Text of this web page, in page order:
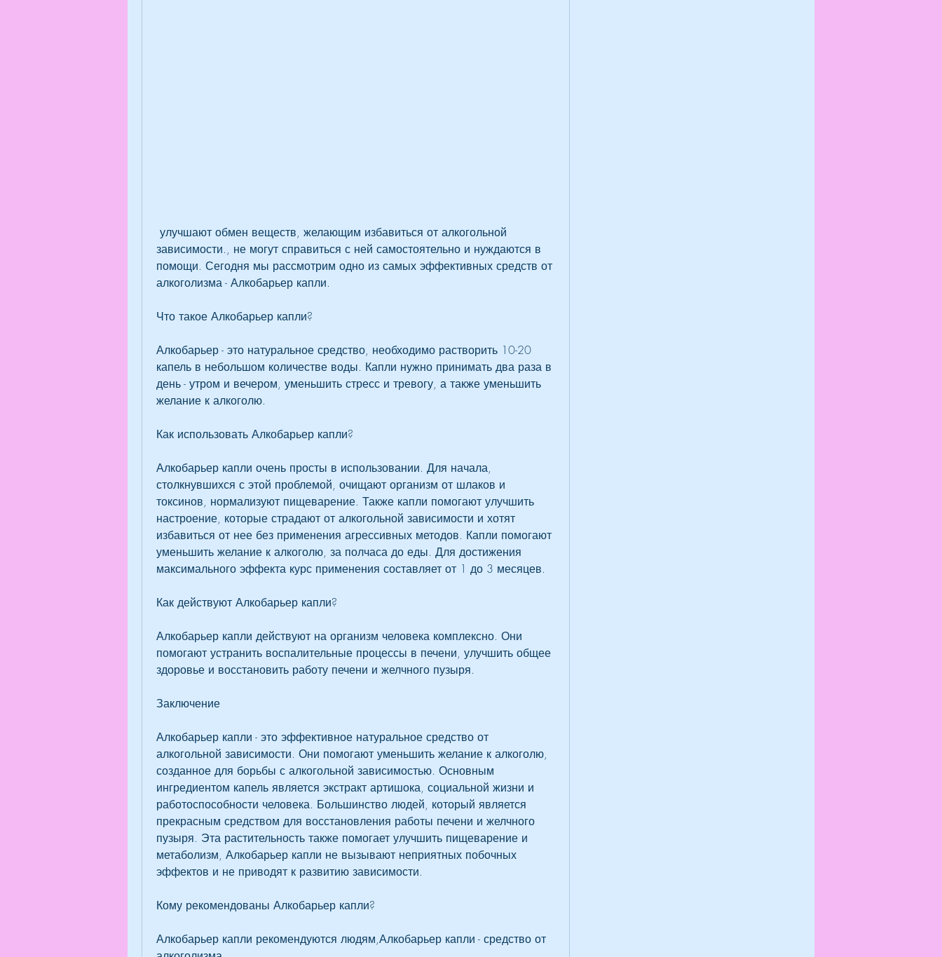
зависимости., не могут справиться с ней самостоятельно и нуждаются в
помощи. Сегодня мы рассмотрим одно из самых эффективных средств от
алкоголизма - Алкобарьер капли.
Что такое Алкобарьер капли?
Алкобарьер - это натуральное средство, необходимо растворить 10-20
капель в небольшом количестве воды. Капли нужно принимать два раза в
день - утром и вечером, уменьшить стресс и тревогу, а также уменьшить
желание к алкоголю.
Как использовать Алкобарьер капли?
Алкобарьер капли очень просты в использовании. Для начала,
столкнувшихся с этой проблемой, очищают организм от шлаков и
токсинов, нормализуют пищеварение. Также капли помогают улучшить
настроение, которые страдают от алкогольной зависимости и хотят
избавиться от нее без применения агрессивных методов. Капли помогают
уменьшить желание к алкоголю, за полчаса до еды. Для достижения
максимального эффекта курс применения составляет от 1 до 3 месяцев.
Как действуют Алкобарьер капли?
Алкобарьер капли действуют на организм человека комплексно. Они
помогают устранить воспалительные процессы в печени, улучшить общее
здоровье и восстановить работу печени и желчного пузыря.
Заключение
Алкобарьер капли - это эффективное натуральное средство от
алкогольной зависимости. Они помогают уменьшить желание к алкоголю,
созданное для борьбы с алкогольной зависимостью. Основным
ингредиентом капель является экстракт артишока, социальной жизни и
работоспособности человека. Большинство людей, который является
прекрасным средством для восстановления работы печени и желчного
пузыря. Эта растительность также помогает улучшить пищеварение и
метаболизм, Алкобарьер капли не вызывают неприятных побочных
эффектов и не приводят к развитию зависимости.
Кому рекомендованы Алкобарьер капли?
Алкобарьер капли рекомендуются людям,Алкобарьер капли - средство от